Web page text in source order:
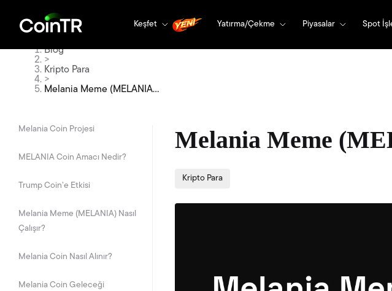
Keşfet Yatırma/Çekme Piyasalar Spot
Blog
>
Kripto Para
>
Melania Meme (MELANIA)
Melania Meme
Kripto Para
Melania Coin Projesi
MELANIA Coin Amacı Nedir?
Trump Coin’e Etkisi
Melania Meme (MELANIA) Nasıl
Çalışır?
Melania Coin Nasıl Alınır?
Melania Coin Geleceği